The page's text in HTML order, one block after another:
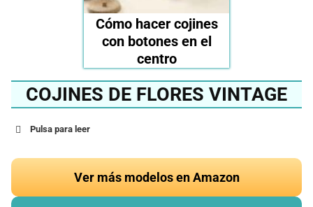
Cómo hacer cojines
con botones en el
centro
COJINES DE FLORES VINTAGE
Pulsa para leer
Ver más modelos en Amazon